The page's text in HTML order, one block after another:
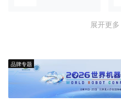
展开更多
品牌专题